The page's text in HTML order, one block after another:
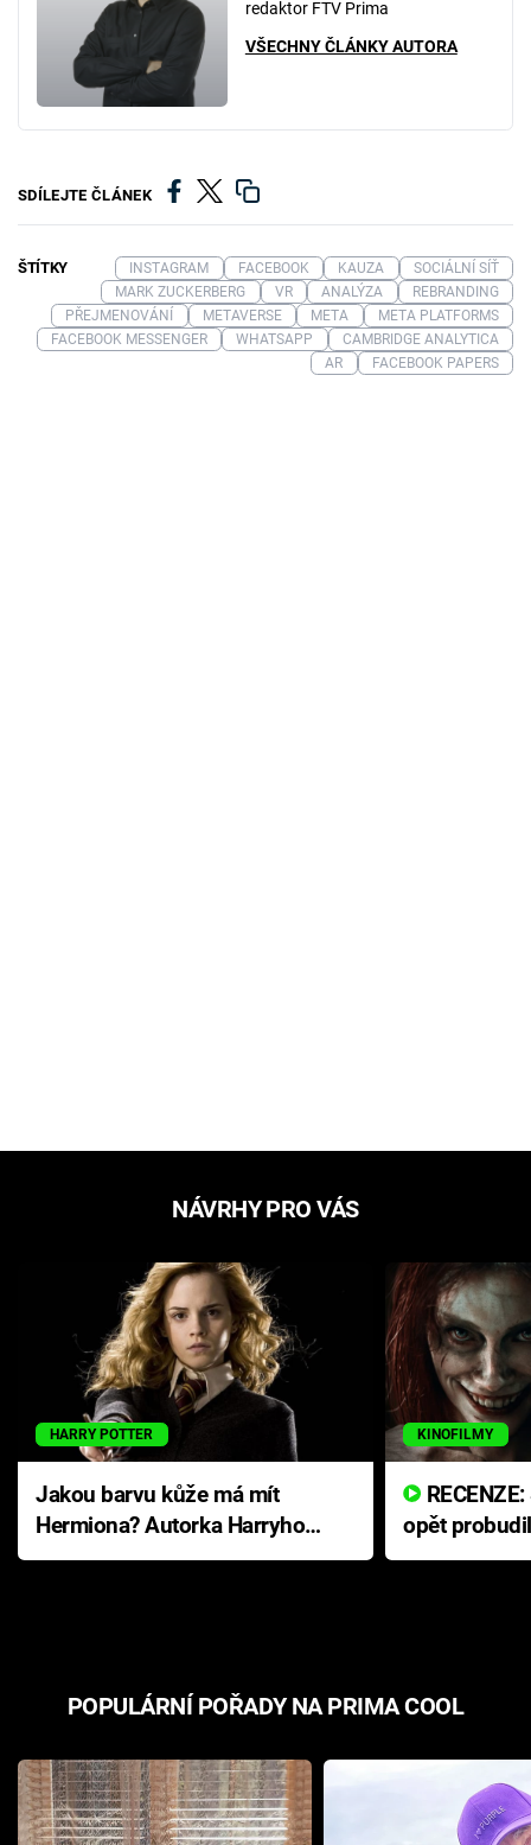
redaktor FTV Prima
VŠECHNY ČLÁNKY AUTORA
SDÍLEJTE ČLÁNEK
ŠTÍTKY INSTAGRAM FACEBOOK KAUZA
SOCIÁLNÍ SÍŤ
MARK ZUCKERBERG
VR ANALÝZA
REBRANDING
PŘEJMENOVÁNÍ
METAVERSE META
META PLATFORMS
FACEBOOK MESSENGER
WHATSAPP
CAMBRIDGE ANALYTICA
AR
FACEBOOK PAPERS
NÁVRHY PRO VÁS
HARRY POTTER
Jakou barvu kůže má mít
Hermiona? Autorka Harryho
Pottera přišla s ráznou
KINOFILMY
opět
přichází s
POPULÁRNÍ POŘADY NA PRIMA COOL